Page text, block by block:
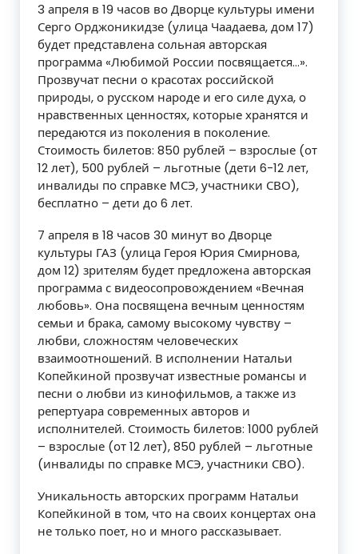
3 апреля в 19 часов во Дворце культуры имени
Серго Орджоникидзе (улица Чаадаева, дом 17)
будет представлена сольная авторская
программа «Любимой России посвящается…».
Прозвучат песни о красотах российской
природы, о русском народе и его силе духа, о
нравственных ценностях, которые хранятся и
передаются из поколения в поколение.
Стоимость билетов: 850 рублей – взрослые (от
12 лет), 500 рублей – льготные (дети 6-12 лет,
инвалиды по справке МСЭ, участники СВО),
бесплатно – дети до 6 лет.
7 апреля в 18 часов 30 минут во Дворце
культуры ГАЗ (улица Героя Юрия Смирнова,
дом 12) зрителям будет предложена авторская
программа с видеосопровождением «Вечная
любовь». Она посвящена вечным ценностям
семьи и брака, самому высокому чувству –
любви, сложностям человеческих
взаимоотношений. В исполнении Натальи
Копейкиной прозвучат известные романсы и
песни о любви из кинофильмов, а также из
репертуара современных авторов и
исполнителей. Стоимость билетов: 1000 рублей
– взрослые (от 12 лет), 850 рублей – льготные
(инвалиды по справке МСЭ, участники СВО).
Уникальность авторских программ Натальи
Копейкиной в том, что на своих концертах она
не только поет, но и много рассказывает.